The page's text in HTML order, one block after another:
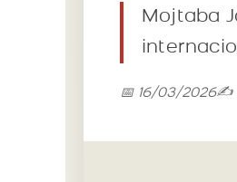
Mojtaba
📅 16/03/2026✍️